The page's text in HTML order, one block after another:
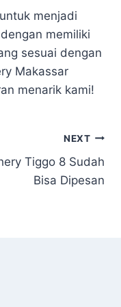
menjadi
memiliki
sesuai dengan
Makassar
menarik kami!
NEXT
Tiggo 8 Sudah
Bisa Dipesan